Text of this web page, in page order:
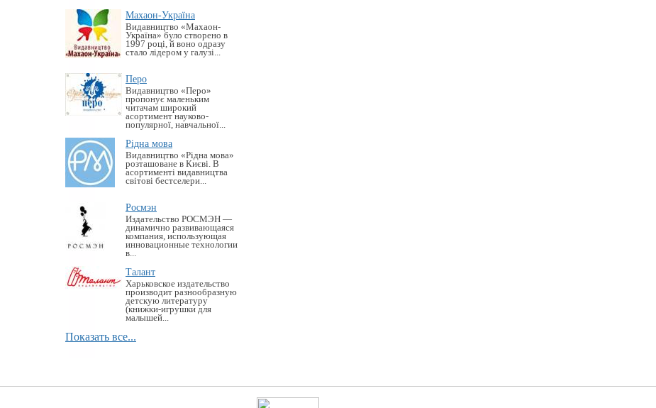
Махаон-Україна
Видавництво «Махаон-
Україна» було створено в
1997 році, й воно одразу
стало лідером у галузі...
Перо
Видавництво «Перо»
пропонує маленьким
читачам широкий
асортимент науково-
популярної, навчальної...
Рідна мова
Видавництво «Рідна мова»
розташоване в Києві. В
асортименті видавництва
світові бестселери...
Росмэн
Издательство РОСМЭН —
динамично развивающаяся
компания, использующая
инновационные технологии
в...
Талант
Харьковское издательство
производит разнообразную
детскую литературу
(книжки-игрушки для
малышей...
Показать все...